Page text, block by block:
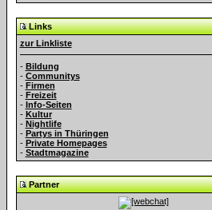
Links
zur Linkliste
- Bildung
- Communitys
- Firmen
- Freizeit
- Info-Seiten
- Kultur
- Nightlife
- Partys in Thüringen
- Private Homepages
- Stadtmagazine
Partner